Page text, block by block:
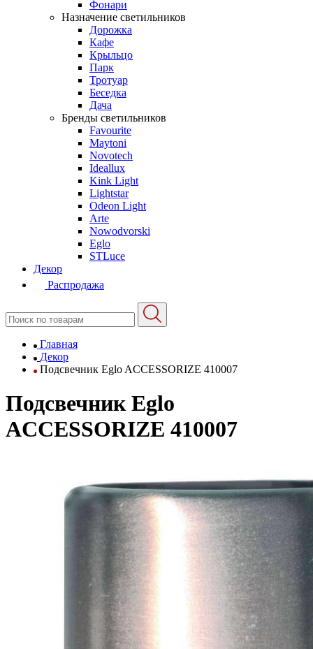
Фонари
Назначение светильников
Дорожка
Кафе
Крыльцо
Парк
Тротуар
Беседка
Дача
Бренды светильников
Favourite
Maytoni
Novotech
Ideallux
Kink Light
Lightstar
Odeon Light
Arte
Nowodvorski
Eglo
STLuce
Декор
Распродажа
Главная
Декор
Подсвечник Eglo ACCESSORIZE 410007
Подсвечник Eglo
ACCESSORIZE 410007